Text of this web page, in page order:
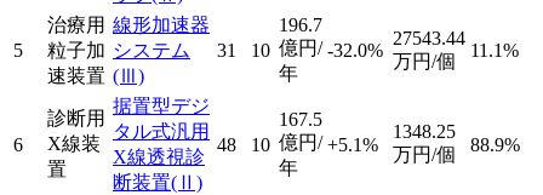
5
治療用
粒子加
速装置
線形加速器
システム
(Ⅲ)
31 10
196.7
億円/
年
-32.0%
27543.44
万円/個
11.1%
6
診断用
X線装
置
据置型デジ
タル式汎用
X線透視診
断装置(Ⅱ)
48 10
167.5
億円/
年
+5.1%
1348.25
万円/個
88.9%